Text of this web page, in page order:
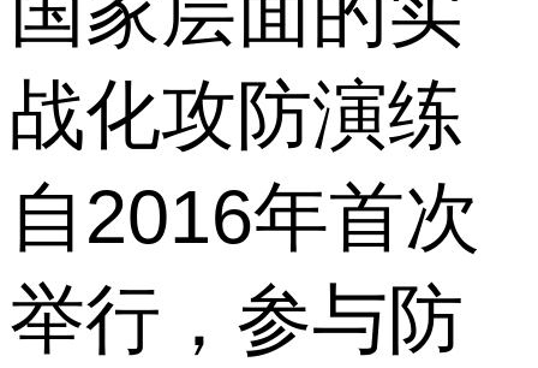
战化攻防演练
自2016年首次
举行，参与防